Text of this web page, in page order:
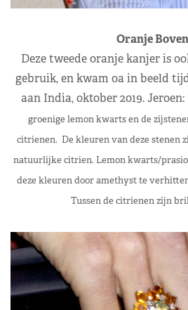
Oranje
Deze tweede oranje kanjer is
gebruik, en kwam oa in beeld
aan India, oktober 2019. Jeroen:
groenige lemon kwarts en de
citrienen. De kleuren van deze stenen
natuurlijke citrien. Lemon kwarts/
deze kleuren door amethyst te
Tussen de citrienen zijn